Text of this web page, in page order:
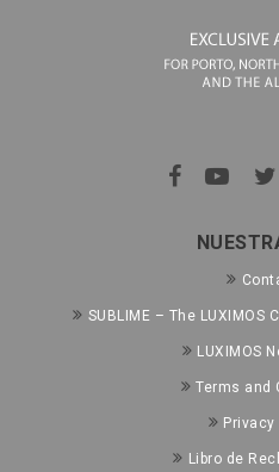
SUBLIME – The
LUXIMOS
Terms and
Libro de